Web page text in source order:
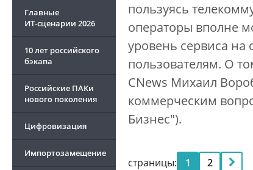
Главные
ИТ-сценарии 2026
10 лет российского
бэкапа
Российские ПАКи
нового поколения
Цифровизация
Импортозамещение
пользуясь
операторы вполне
уровень сервиса на
пользователям. О
CNews Михаил
коммерческим
Бизнес").
страницы: 1 2